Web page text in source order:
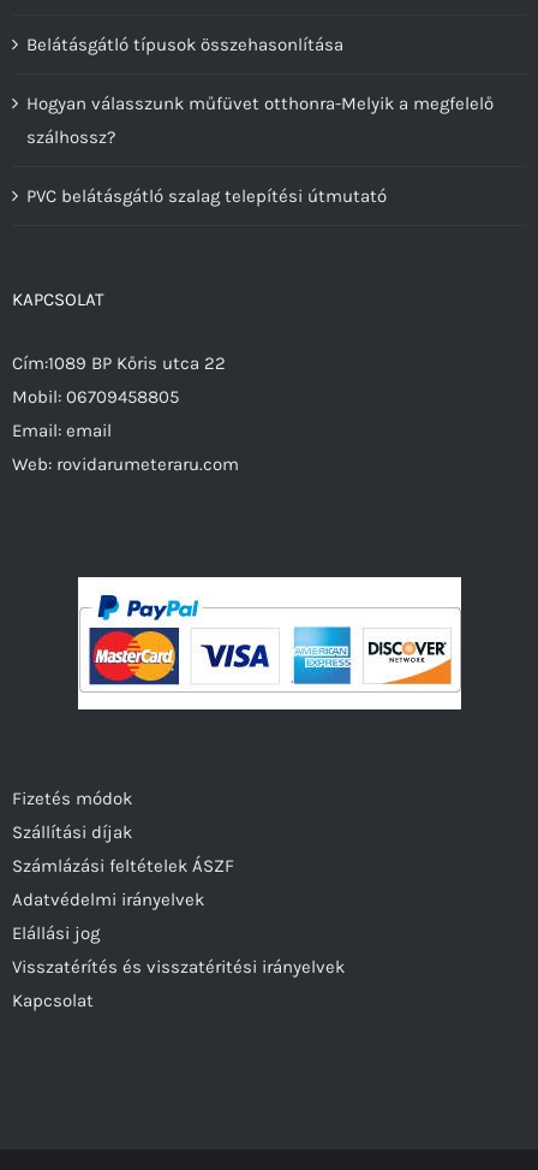
Belátásgátló típusok összehasonlítása
Hogyan válasszunk műfüvet otthonra-Melyik a megfelelő
szálhossz?
PVC belátásgátló szalag telepítési útmutató
KAPCSOLAT
Cím:1089 BP Kőris utca 22
Mobil: 06709458805
Email: email
Web: rovidarumeteraru.com
Fizetés módok
Szállítási díjak
Számlázási feltételek ÁSZF
Adatvédelmi irányelvek
Elállási jog
Visszatérítés és visszatéritési irányelvek
Kapcsolat